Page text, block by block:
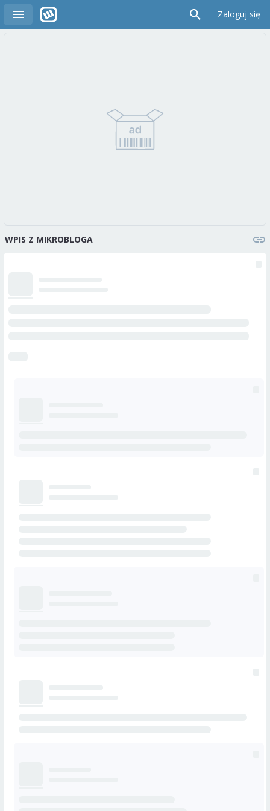
Zaloguj się
WPIS Z MIKROBLOGA